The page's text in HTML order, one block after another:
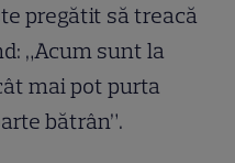
pregătit să treacă
„Acum sunt la
mai pot purta
bătrân”.